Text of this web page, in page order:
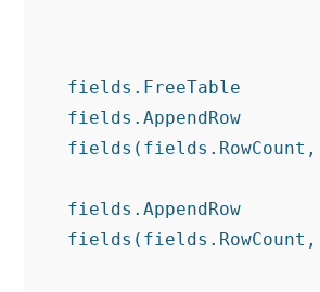
fields .FreeTable
fields .AppendRow
fields(fields .RowCount ,
fields .AppendRow
fields(fields .RowCount ,